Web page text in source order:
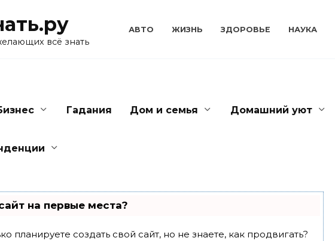
всё знать
АВТО ЖИЗНЬ ЗДОРОВЬЕ НАУКА
Гадания Дом и семья Домашний уют
на первые места?
планируете создать свой сайт, но не знаете, как продвигать?